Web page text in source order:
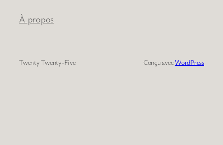
À propos
Twenty Twenty-Five Conçu avecWordPress